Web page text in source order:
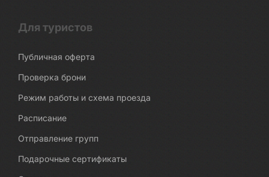
Для туристов
Публичная оферта
Проверка брони
Режим работы и схема проезда
Расписание
Отправление групп
Подарочные сертификаты